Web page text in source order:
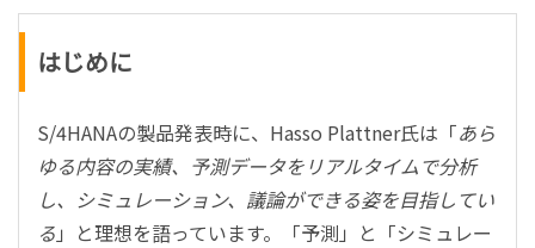
はじめに
S/4HANAの製品発表時に、Hasso Plattner氏は「あら
ゆる内容の実績、予測データをリアルタイムで分析
し、シミュレーション、議論ができる姿を目指してい
る 」と理想を語っています。「予測」と「シミュレー